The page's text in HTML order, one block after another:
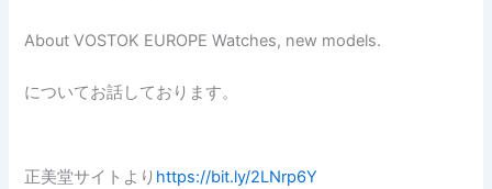
About VOSTOK EUROPE Watches, new models.
についてお話しております。
正美堂サイトより https://bit.ly/2LNrp6Y